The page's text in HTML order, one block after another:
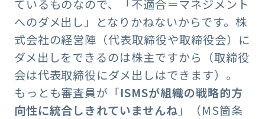
ているものなので、「不適合＝マネジメント
へのダメ出し」となりかねないからです。株
式会社の経営陣（代表取締役や取締役会）に
ダメ出しをできるのは株主ですから（取締役
会は代表取締役にダメ出しはできます）。
もっとも審査員が「ISMSが組織の戦略的方
向性に統合しきれていませんね」（MS箇条